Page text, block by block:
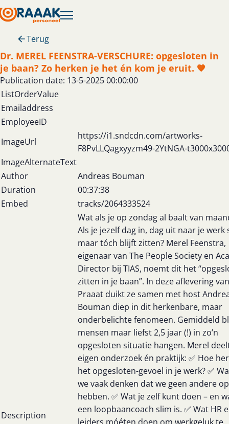
Terug
Dr. MEREL FEENSTRA-VERSCHURE: opgesloten in
je baan? Zo herken je het én kom je eruit. 🧡
Publication date: 13-5-2025 00:00:00
ListOrderValue
Emailaddress
EmployeeID
ImageUrl
https://i1.sndcdn.com/artworks-
F8PvLLQagxyyzm49-2YtNGA-
ImageAlternateText
Author
Andreas Bouman
Duration
00:37:38
Embed
tracks/2064333524
Description
Wat als je op zondag al baalt van
Als je jezelf dag in, dag uit naar je werk
maar tóch blijft zitten? Merel Feenstra,
eigenaar van The People Society en
Director bij TIAS, noemt dit het
zitten in je baan”. In deze aflevering
Praaat duikt ze samen met host
Bouman diep in dit herkenbare, maar
onderbelichte fenomeen. Gemiddeld
mensen maar liefst 2,5 jaar (!) in zo’n
opgesloten situatie hangen. Merel
eigen onderzoek én praktijk: ✅ Hoe
het opgesloten-gevoel in je werk? ✅
we vaak denken dat we geen andere
hebben. ✅ Wat je zelf kunt doen – en
een loopbaancoach slim is. ✅ Wat HR